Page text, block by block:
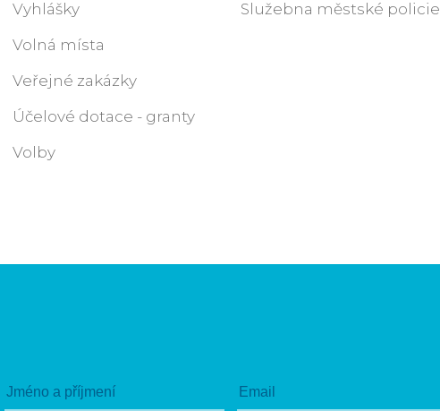
Vyhlášky
Volná místa
Veřejné zakázky
Účelové dotace - granty
Volby
Služebna městské policie